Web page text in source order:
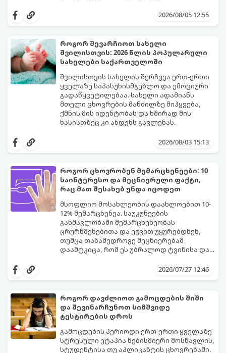
3 თვეში მნიშვნელოვან პროგრესს
2026/08/05 12:55
როგორ შევარჩიოთ სახელი
შვილისთვის: 2026 წლის პოპულარული
სახელები საქართველოში
შვილისთვის სახელის შერჩევა ერთ-ერთი
ყველაზე საპასუხისმგებლო და ემოციური
გადაწყვეტილებაა. სახელი ადამიანს
მთელი ცხოვრების მანძილზე მიჰყვება,
ქმნის მის იდენტობას და ხშირად მის
ხასიათზეც კი ახდენს გავლენას.
საგრძნობლად შეიცვალა: ტრადიციულ და
ჟღერად და თანამედროვე სახელებს.
2026/08/03 15:13
როგორ ცხოვრობენ მემარცხენეები: 10
საინტერესო და მეცნიერული ფაქტი,
რაც მათ შესახებ უნდა იცოდეთ
მსოფლიო მოსახლეობის დაახლოებით 10-
12% მემარცხენეა. საუკუნეების
განმავლობაში მემარცხენეობას
ცრურწმენებითა და ეჭვით უყურებდნენ,
თუმცა თანამედროვე მეცნიერებამ
დაამტკიცა, რომ ეს უბრალოდ ტვინისა და
ფაქტს იმის შესახებ, თუ როგორ მუშაობს
მათ ყოველდღიურ ცხოვრებაში.
2026/07/27 12:46
როგორ დავძლიოთ გამოცდების შიში
და შევინარჩუნოთ სიმშვიდე
ტესტირების დროს
გამოცდების პერიოდი ერთ-ერთი ყველაზე
სტრესული ეტაპია ნებისმიერი მოსწავლის,
სტუდენტისა თუ აპლიკანტის ცხოვრებაში.